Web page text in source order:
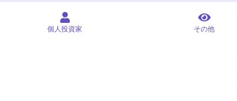
個人投資家 その他